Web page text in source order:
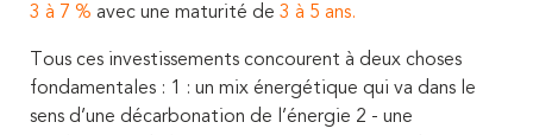
3 à 7 % avec une maturité de 3 à 5 ans.
Tous ces investissements concourent à deux choses
fondamentales : 1 : un mix énergétique qui va dans le
sens d’une décarbonation de l’énergie 2 - une